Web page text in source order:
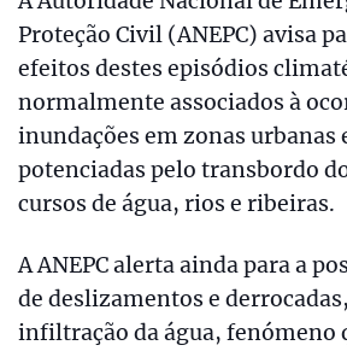
Proteção Civil (ANEPC) avisa
efeitos destes episódios
normalmente associados à
inundações em zonas urbanas
potenciadas pelo transbordo
cursos de água, rios e ribeiras.
A ANEPC alerta ainda para a
de deslizamentos e
infiltração da água, fenómeno